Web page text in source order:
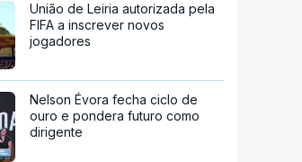
União de Leiria autorizada pela
FIFA a inscrever novos
jogadores
Nelson Évora fecha ciclo de
ouro e pondera futuro como
dirigente